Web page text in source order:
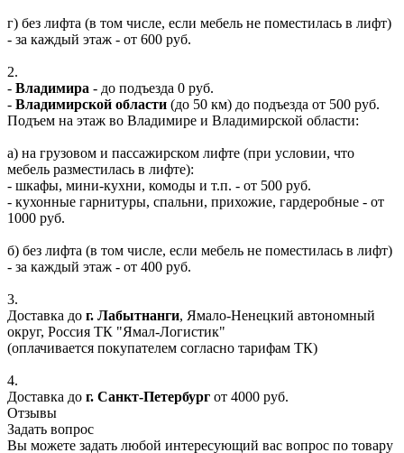
г) без лифта (в том числе, если мебель не поместилась в лифт)
- за каждый этаж - от 600 руб.
2.
- Владимира - до подъезда 0 руб.
- Владимирской области (до 50 км) до подъезда от 500 руб.
Подъем на этаж во Владимире и Владимирской области:
а) на грузовом и пассажирском лифте (при условии, что
мебель разместилась в лифте):
- шкафы, мини-кухни, комоды и т.п. - от 500 руб.
- кухонные гарнитуры, спальни, прихожие, гардеробные - от
1000 руб.
б) без лифта (в том числе, если мебель не поместилась в лифт)
- за каждый этаж - от 400 руб.
3.
Доставка до г. Лабытнанги, Ямало-Ненецкий автономный
округ, Россия ТК "Ямал-Логистик"
(оплачивается покупателем согласно тарифам ТК)
4.
Доставка до г. Санкт-Петербург от 4000 руб.
Отзывы
Задать вопрос
Вы можете задать любой интересующий вас вопрос по товару